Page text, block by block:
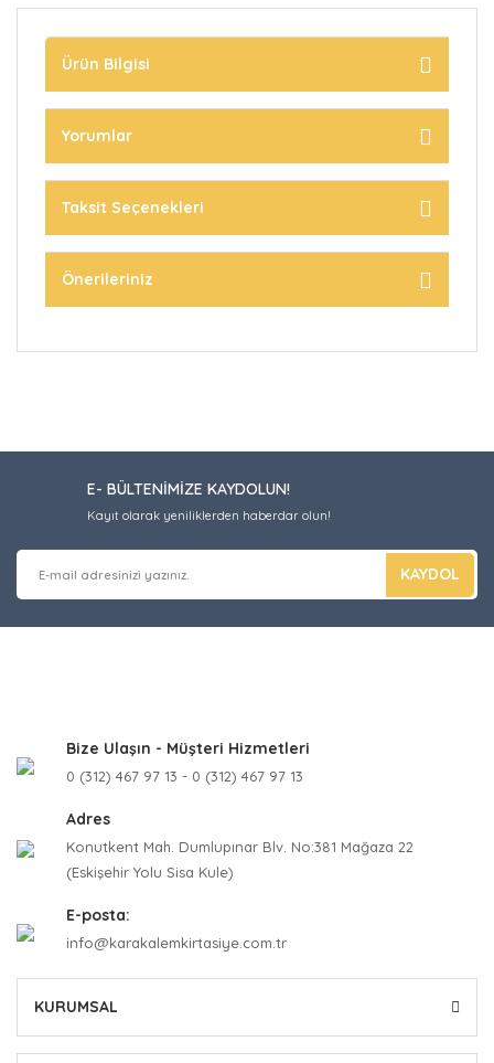
Ürün Bilgisi
Yorumlar
Taksit Seçenekleri
Önerileriniz
E- BÜLTENİMİZE KAYDOLUN!
Kayıt olarak yeniliklerden haberdar olun!
KAYDOL
Bize Ulaşın - Müşteri Hizmetleri
0 (312) 467 97 13 - 0 (312) 467 97 13
Adres
Konutkent Mah. Dumlupınar Blv. No:381 Mağaza 22
(Eskişehir Yolu Sisa Kule)
E-posta:
info@karakalemkirtasiye.com.tr
KURUMSAL